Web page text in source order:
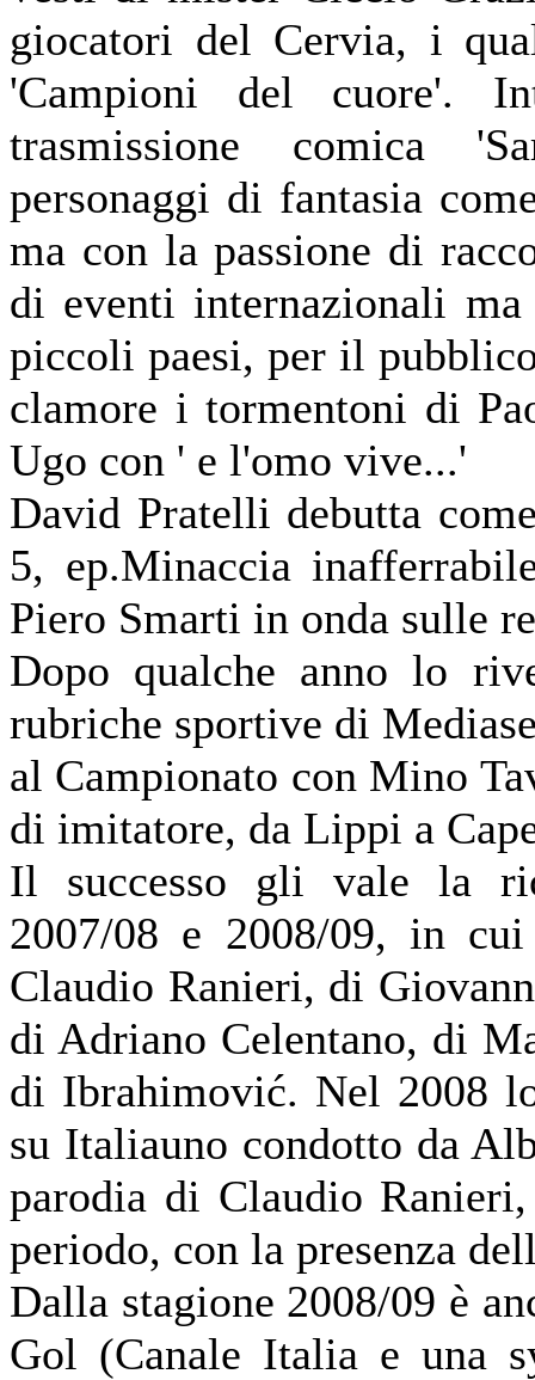
giocatori del Cervia, i
'Campioni del cuore'.
trasmissione comica
personaggi di fantasia
ma con la passione di
di eventi internazionali
piccoli paesi, per il
clamore i tormentoni di
Ugo con ' e l'omo vive...'
David Pratelli debutta
5, ep.Minaccia
Piero Smarti in onda sulle
Dopo qualche anno lo
rubriche sportive di
al Campionato con Mino
di imitatore, da Lippi a
Il successo gli vale la
2007/08 e 2008/09, in
Claudio Ranieri, di
di Adriano Celentano, di
di Ibrahimović. Nel 2008
su Italiauno condotto da
parodia di Claudio
periodo, con la presenza
Dalla stagione 2008/09 è
Gol (Canale Italia e una